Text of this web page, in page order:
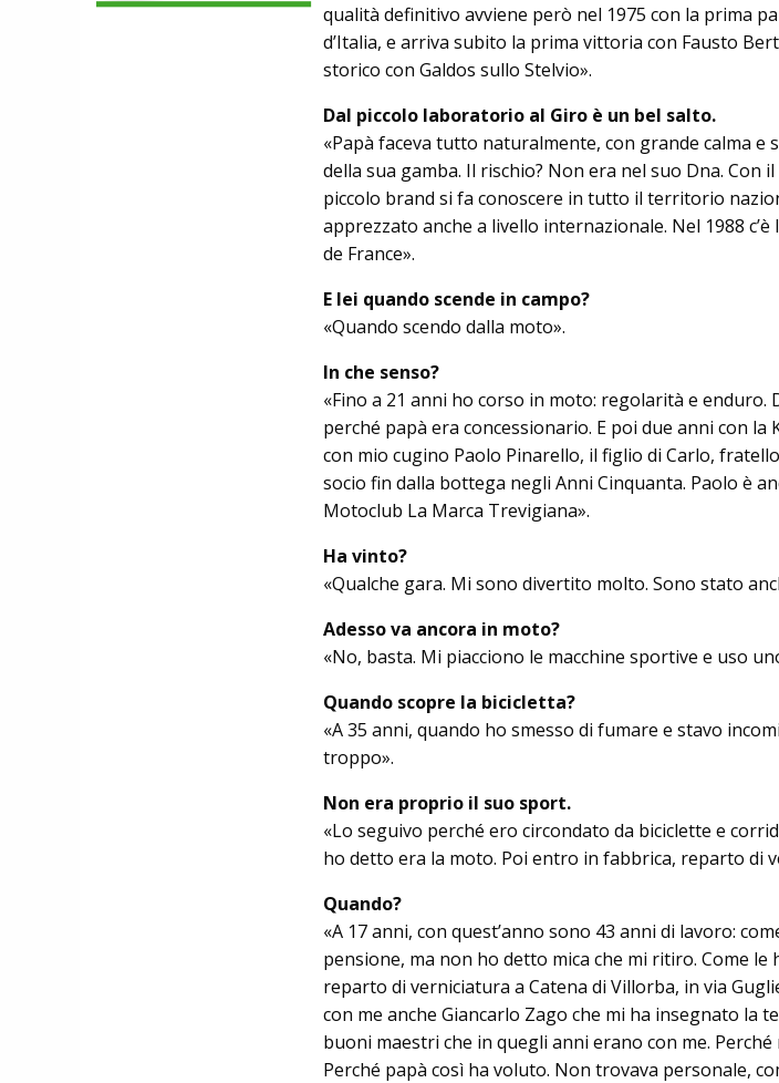
EBIKE
qualità definitivo avviene però nel 1975 con la prima
d’Italia, e arriva subito la prima vittoria con Fausto
storico con Galdos sullo Stelvio».
Dal piccolo laboratorio al Giro è un bel sal­to.
«Papà faceva tutto naturalmente, con grande calma e
della sua gamba. Il rischio? Non era nel suo Dna. Con
piccolo brand si fa conoscere in tutto il territorio
apprezzato anche a livello internazionale. Nel 1988
de France».
E lei quando scende in campo?
«Quando scendo dalla moto».
In che senso?
«Fino a 21 anni ho corso in moto: re­golarità e enduro.
perché papà era concessionario. E poi due anni con la
con mio cugino Paolo Pinarello, il figlio di Car­lo,
socio fin dalla bottega negli Anni Cinquanta. Paolo è
Motoclub La Marca Tre­vi­giana».
Ha vinto?
«Qualche gara. Mi sono divertito mol­to. Sono stato
Adesso va ancora in moto?
«No, basta. Mi piacciono le macchine sportive e uso
Quando scopre la bicicletta?
«A 35 anni, quando ho smesso di fu­mare e stavo
troppo».
Non era proprio il suo sport.
«Lo seguivo perché ero circondato da bi­ciclette e
ho detto era la moto. Poi entro in fabbrica, reparto di
Quando?
«A 17 anni, con quest’anno sono 43 anni di lavoro:
pensione, ma non ho detto mi­ca che mi ritiro. Come
reparto di verniciatura a Catena di Villorba, in via
con me anche Giancarlo Zago che mi ha insegnato la
buoni maestri che in quegli anni erano con me.
Perché papà così ha voluto. Non trovava personale,